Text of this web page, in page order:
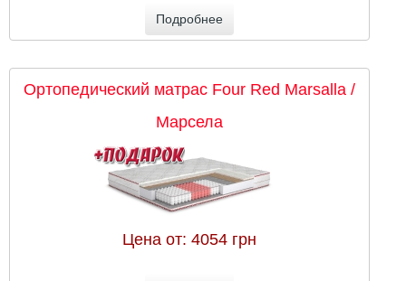
Подробнее
Ортопедический матрас Four Red Marsalla /
Марсела
Цена от:4054 грн